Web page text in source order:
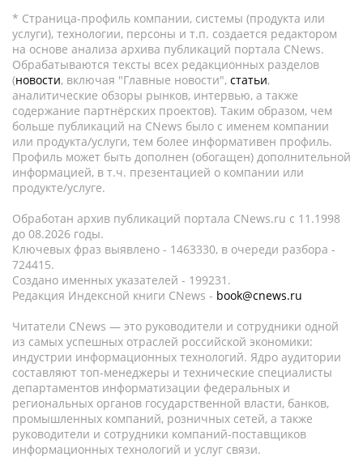
* Страница-профиль компании, системы (продукта или
услуги), технологии, персоны и т.п. создается редактором
на основе анализа архива публикаций портала CNews.
Обрабатываются тексты всех редакционных разделов
(новости, включая "Главные новости", статьи,
аналитические обзоры рынков, интервью, а также
содержание партнёрских проектов). Таким образом, чем
больше публикаций на CNews было с именем компании
или продукта/услуги, тем более информативен профиль.
Профиль может быть дополнен (обогащен) дополнительной
информацией, в т.ч. презентацией о компании или
продукте/услуге.
Обработан архив публикаций портала CNews.ru c 11.1998
до 08.2026 годы.
Ключевых фраз выявлено - 1463330, в очереди разбора -
724415.
Создано именных указателей - 199231.
Редакция Индексной книги CNews - book@cnews.ru
Читатели CNews — это руководители и сотрудники одной
из самых успешных отраслей российской экономики:
индустрии информационных технологий. Ядро аудитории
составляют топ-менеджеры и технические специалисты
департаментов информатизации федеральных и
региональных органов государственной власти, банков,
промышленных компаний, розничных сетей, а также
руководители и сотрудники компаний-поставщиков
информационных технологий и услуг связи.